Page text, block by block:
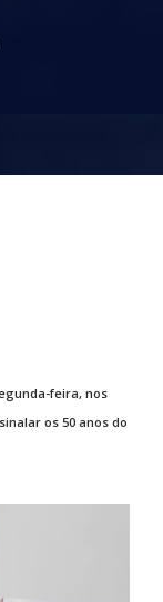
feira, nos
os 50 anos do